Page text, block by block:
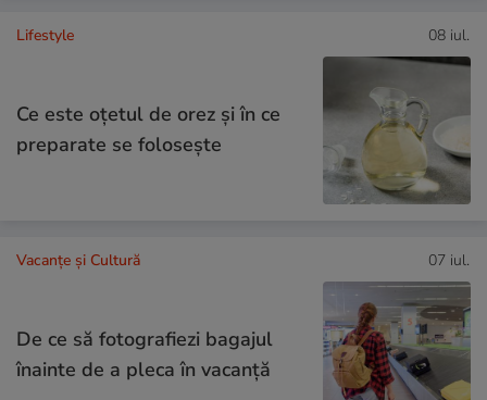
Lifestyle 08 iul.
Ce este oțetul de orez și în ce
preparate se folosește
Vacanțe și Cultură 07 iul.
De ce să fotografiezi bagajul
înainte de a pleca în vacanță